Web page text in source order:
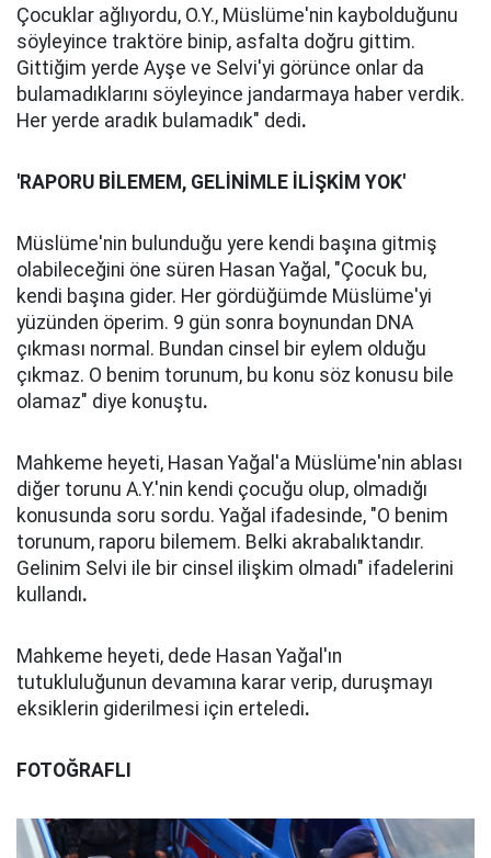
Çocuklar ağlıyordu, O.Y., Müslüme'nin kaybolduğunu
söyleyince traktöre binip, asfalta doğru gittim.
Gittiğim yerde Ayşe ve Selvi'yi görünce onlar da
bulamadıklarını söyleyince jandarmaya haber verdik.
Her yerde aradık bulamadık" dedi.
'RAPORU BİLEMEM, GELİNİMLE İLİŞKİM YOK'
Müslüme'nin bulunduğu yere kendi başına gitmiş
olabileceğini öne süren Hasan Yağal, "Çocuk bu,
kendi başına gider. Her gördüğümde Müslüme'yi
yüzünden öperim. 9 gün sonra boynundan DNA
çıkması normal. Bundan cinsel bir eylem olduğu
çıkmaz. O benim torunum, bu konu söz konusu bile
olamaz" diye konuştu.
Mahkeme heyeti, Hasan Yağal'a Müslüme'nin ablası
diğer torunu A.Y.'nin kendi çocuğu olup, olmadığı
konusunda soru sordu. Yağal ifadesinde, "O benim
torunum, raporu bilemem. Belki akrabalıktandır.
Gelinim Selvi ile bir cinsel ilişkim olmadı" ifadelerini
kullandı.
Mahkeme heyeti, dede Hasan Yağal'ın
tutukluluğunun devamına karar verip, duruşmayı
eksiklerin giderilmesi için erteledi.
FOTOĞRAFLI